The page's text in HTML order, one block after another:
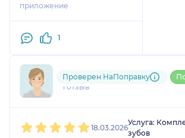
приложение
1
796....@....ru
1 отзыв
Проверен НаПоправку
18.03.2026
Услуга:
зубов